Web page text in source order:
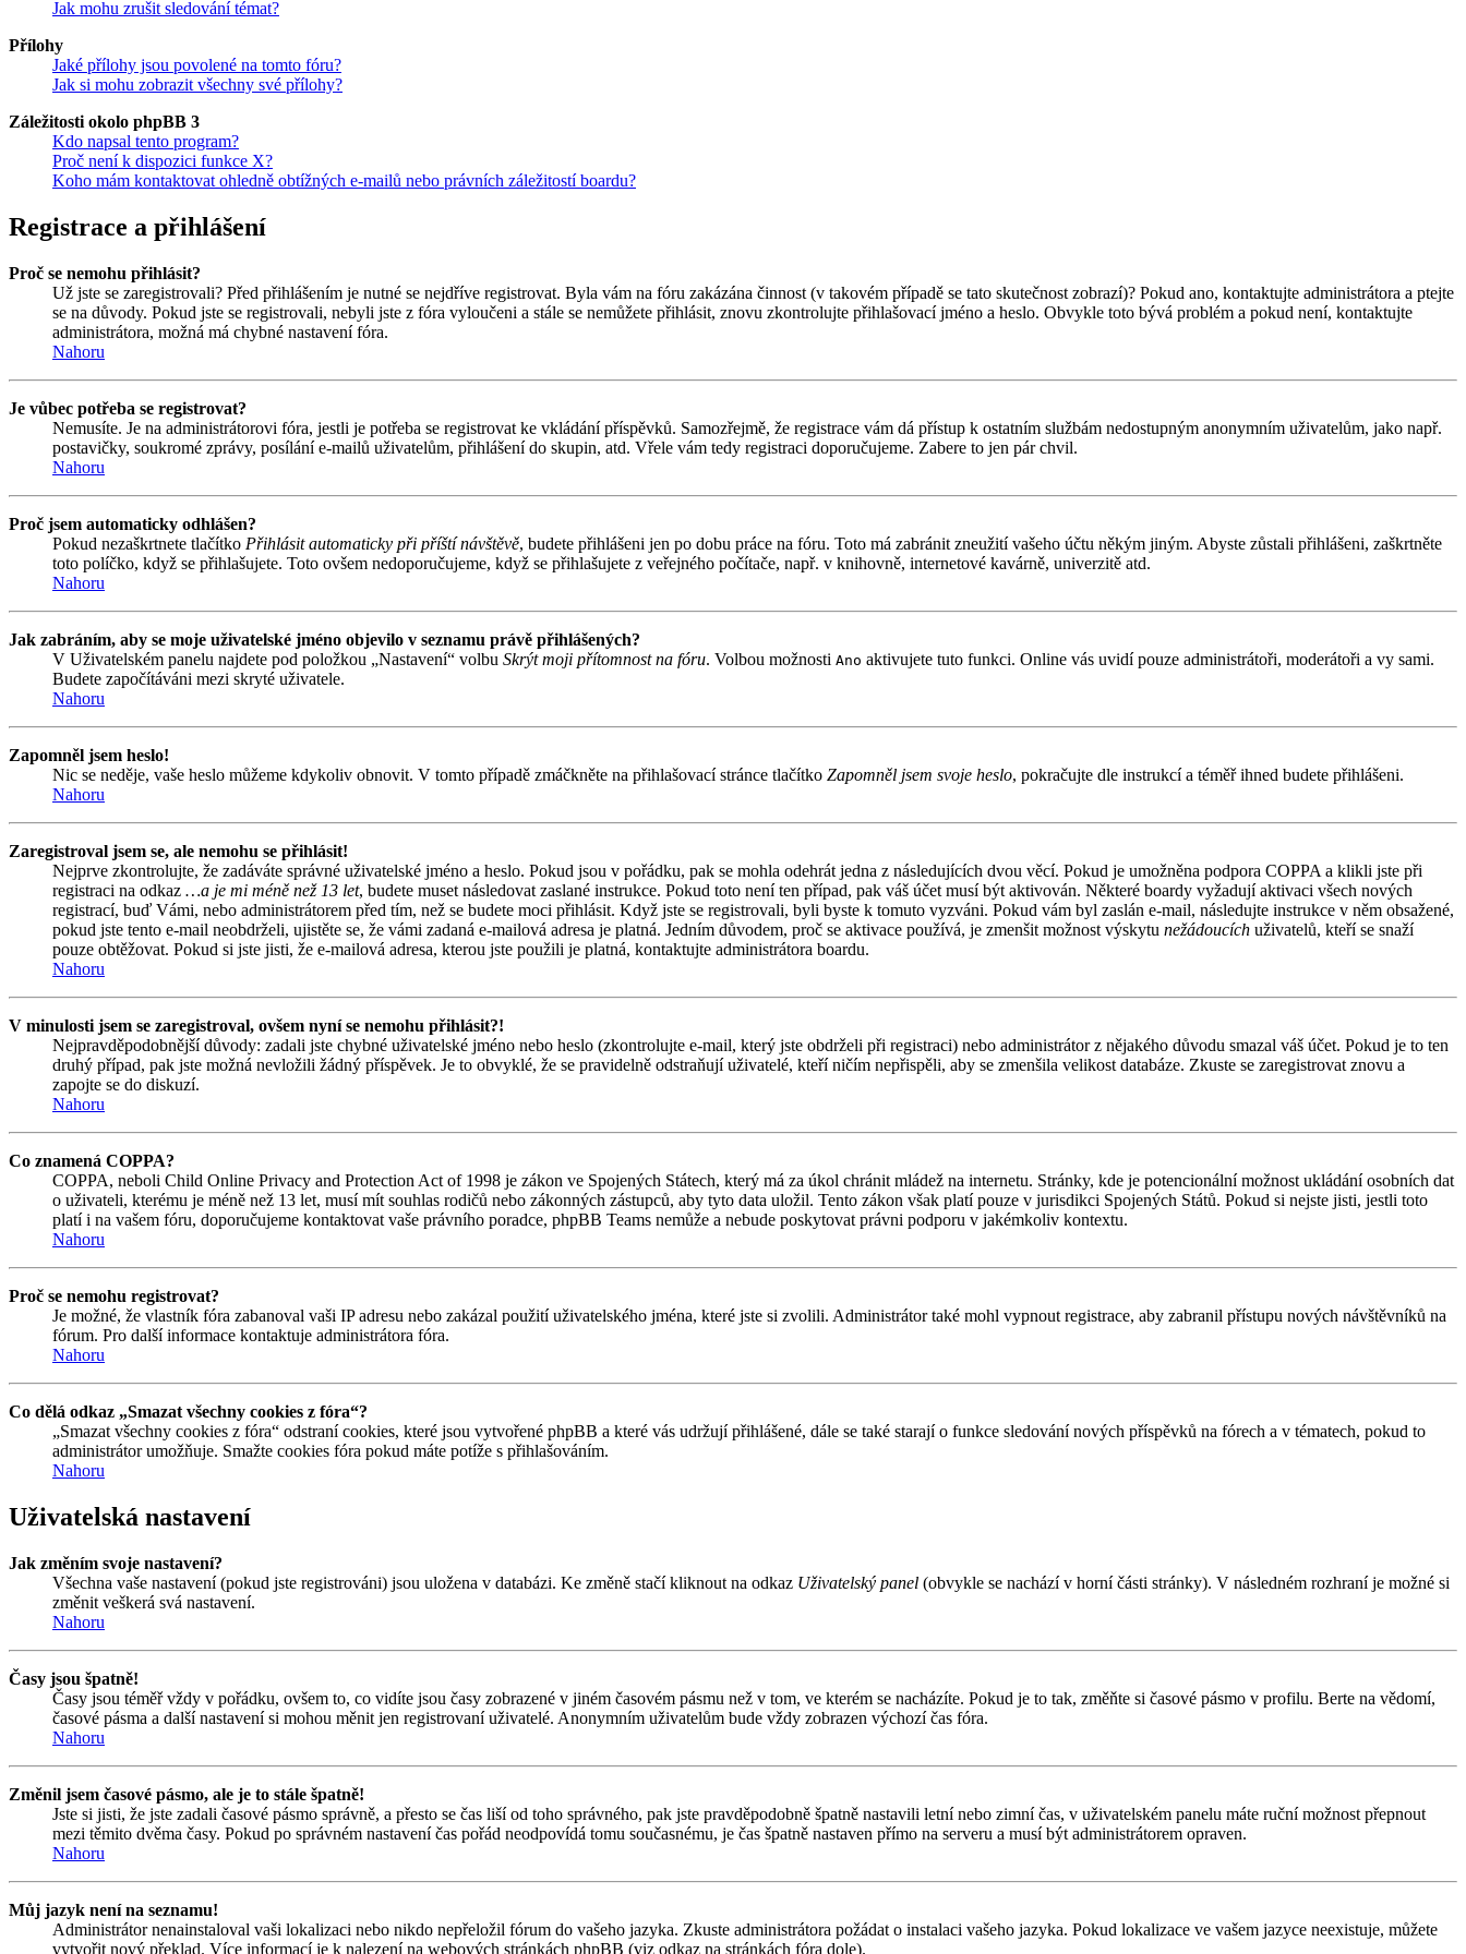
Jak mohu zrušit sledování témat?
Přílohy
Jaké přílohy jsou povolené na tomto fóru?
Jak si mohu zobrazit všechny své přílohy?
Záležitosti okolo phpBB 3
Kdo napsal tento program?
Proč není k dispozici funkce X?
Koho mám kontaktovat ohledně obtížných e-mailů nebo právních záležitostí boardu?
Registrace a přihlášení
Proč se nemohu přihlásit?
Už jste se zaregistrovali? Před přihlášením je nutné se nejdříve registrovat. Byla vám na fóru zakázána činnost (v takovém případě se tato skutečnost zobrazí)? Pokud ano, kontaktujte administrátora a ptejte
se na důvody. Pokud jste se registrovali, nebyli jste z fóra vyloučeni a stále se nemůžete přihlásit, znovu zkontrolujte přihlašovací jméno a heslo. Obvykle toto bývá problém a pokud není, kontaktujte
administrátora, možná má chybné nastavení fóra.
Nahoru
Je vůbec potřeba se registrovat?
Nemusíte. Je na administrátorovi fóra, jestli je potřeba se registrovat ke vkládání příspěvků. Samozřejmě, že registrace vám dá přístup k ostatním službám nedostupným anonymním uživatelům, jako např.
postavičky, soukromé zprávy, posílání e-mailů uživatelům, přihlášení do skupin, atd. Vřele vám tedy registraci doporučujeme. Zabere to jen pár chvil.
Nahoru
Proč jsem automaticky odhlášen?
Pokud nezaškrtnete tlačítko Přihlásit automaticky při příští návštěvě, budete přihlášeni jen po dobu práce na fóru. Toto má zabránit zneužití vašeho účtu někým jiným. Abyste zůstali přihlášeni, zaškrtněte
toto políčko, když se přihlašujete. Toto ovšem nedoporučujeme, když se přihlašujete z veřejného počítače, např. v knihovně, internetové kavárně, univerzitě atd.
Nahoru
Jak zabráním, aby se moje uživatelské jméno objevilo v seznamu právě přihlášených?
V Uživatelském panelu najdete pod položkou „Nastavení“ volbu Skrýt moji přítomnost na fóru. Volbou možnosti Ano aktivujete tuto funkci. Online vás uvidí pouze administrátoři, moderátoři a vy sami.
Budete započítáváni mezi skryté uživatele.
Nahoru
Zapomněl jsem heslo!
Nic se neděje, vaše heslo můžeme kdykoliv obnovit. V tomto případě zmáčkněte na přihlašovací stránce tlačítko Zapomněl jsem svoje heslo, pokračujte dle instrukcí a téměř ihned budete přihlášeni.
Nahoru
Zaregistroval jsem se, ale nemohu se přihlásit!
Nejprve zkontrolujte, že zadáváte správné uživatelské jméno a heslo. Pokud jsou v pořádku, pak se mohla odehrát jedna z následujících dvou věcí. Pokud je umožněna podpora COPPA a klikli jste při
registraci na odkaz …a je mi méně než 13 let, budete muset následovat zaslané instrukce. Pokud toto není ten případ, pak váš účet musí být aktivován. Některé boardy vyžadují aktivaci všech nových
registrací, buď Vámi, nebo administrátorem před tím, než se budete moci přihlásit. Když jste se registrovali, byli byste k tomuto vyzváni. Pokud vám byl zaslán e-mail, následujte instrukce v něm obsažené,
pokud jste tento e-mail neobdrželi, ujistěte se, že vámi zadaná e-mailová adresa je platná. Jedním důvodem, proč se aktivace používá, je zmenšit možnost výskytu nežádoucích uživatelů, kteří se snaží
pouze obtěžovat. Pokud si jste jisti, že e-mailová adresa, kterou jste použili je platná, kontaktujte administrátora boardu.
Nahoru
V minulosti jsem se zaregistroval, ovšem nyní se nemohu přihlásit?!
Nejpravděpodobnější důvody: zadali jste chybné uživatelské jméno nebo heslo (zkontrolujte e-mail, který jste obdrželi při registraci) nebo administrátor z nějakého důvodu smazal váš účet. Pokud je to ten
druhý případ, pak jste možná nevložili žádný příspěvek. Je to obvyklé, že se pravidelně odstraňují uživatelé, kteří ničím nepřispěli, aby se zmenšila velikost databáze. Zkuste se zaregistrovat znovu a
zapojte se do diskuzí.
Nahoru
Co znamená COPPA?
COPPA, neboli Child Online Privacy and Protection Act of 1998 je zákon ve Spojených Státech, který má za úkol chránit mládež na internetu. Stránky, kde je potencionální možnost ukládání osobních dat
o uživateli, kterému je méně než 13 let, musí mít souhlas rodičů nebo zákonných zástupců, aby tyto data uložil. Tento zákon však platí pouze v jurisdikci Spojených Států. Pokud si nejste jisti, jestli toto
platí i na vašem fóru, doporučujeme kontaktovat vaše právního poradce, phpBB Teams nemůže a nebude poskytovat právni podporu v jakémkoliv kontextu.
Nahoru
Proč se nemohu registrovat?
Je možné, že vlastník fóra zabanoval vaši IP adresu nebo zakázal použití uživatelského jména, které jste si zvolili. Administrátor také mohl vypnout registrace, aby zabranil přístupu nových návštěvníků na
fórum. Pro další informace kontaktuje administrátora fóra.
Nahoru
Co dělá odkaz „Smazat všechny cookies z fóra“?
„Smazat všechny cookies z fóra“ odstraní cookies, které jsou vytvořené phpBB a které vás udržují přihlášené, dále se také starají o funkce sledování nových příspěvků na fórech a v tématech, pokud to
administrátor umožňuje. Smažte cookies fóra pokud máte potíže s přihlašováním.
Nahoru
Uživatelská nastavení
Jak změním svoje nastavení?
Všechna vaše nastavení (pokud jste registrováni) jsou uložena v databázi. Ke změně stačí kliknout na odkaz Uživatelský panel (obvykle se nachází v horní části stránky). V následném rozhraní je možné si
změnit veškerá svá nastavení.
Nahoru
Časy jsou špatně!
Časy jsou téměř vždy v pořádku, ovšem to, co vidíte jsou časy zobrazené v jiném časovém pásmu než v tom, ve kterém se nacházíte. Pokud je to tak, změňte si časové pásmo v profilu. Berte na vědomí,
časové pásma a další nastavení si mohou měnit jen registrovaní uživatelé. Anonymním uživatelům bude vždy zobrazen výchozí čas fóra.
Nahoru
Změnil jsem časové pásmo, ale je to stále špatně!
Jste si jisti, že jste zadali časové pásmo správně, a přesto se čas liší od toho správného, pak jste pravděpodobně špatně nastavili letní nebo zimní čas, v uživatelském panelu máte ruční možnost přepnout
mezi těmito dvěma časy. Pokud po správném nastavení čas pořád neodpovídá tomu současnému, je čas špatně nastaven přímo na serveru a musí být administrátorem opraven.
Nahoru
Můj jazyk není na seznamu!
Administrátor nenainstaloval vaši lokalizaci nebo nikdo nepřeložil fórum do vašeho jazyka. Zkuste administrátora požádat o instalaci vašeho jazyka. Pokud lokalizace ve vašem jazyce neexistuje, můžete
vytvořit nový překlad. Více informací je k nalezení na webových stránkách phpBB (viz odkaz na stránkách fóra dole).